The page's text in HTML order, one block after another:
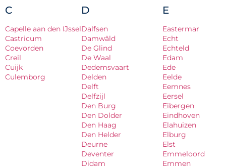
C
Capelle aan den IJssel
Castricum
Coevorden
Creil
Cuijk
Culemborg
D
Dalfsen
Damwâld
De Glind
De Waal
Dedemsvaart
Delden
Delft
Delfzijl
Den Burg
Den Dolder
Den Haag
Den Helder
Deurne
Deventer
Didam
E
Eastermar
Echt
Echteld
Edam
Ede
Eelde
Eemnes
Eersel
Eibergen
Eindhoven
Elahuizen
Elburg
Elst
Emmeloord
Emmen